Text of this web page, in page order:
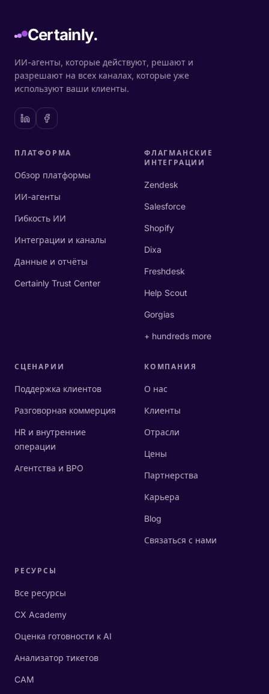
Certainly.
ИИ-агенты, которые действуют, решают и
разрешают на всех каналах, которые уже
используют ваши клиенты.
ПЛАТФОРМА
Обзор платформы
ИИ-агенты
Гибкость ИИ
Интеграции и каналы
Данные и отчёты
Certainly Trust Center
ФЛАГМАНСКИЕ
ИНТЕГРАЦИИ
Zendesk
Salesforce
Shopify
Dixa
Freshdesk
Help Scout
Gorgias
+ hundreds more
СЦЕНАРИИ
Поддержка клиентов
Разговорная коммерция
HR и внутренние
операции
Агентства и BPO
КОМПАНИЯ
О нас
Клиенты
Отрасли
Цены
Партнерства
Карьера
Blog
Связаться с нами
РЕСУРСЫ
Все ресурсы
CX Academy
Оценка готовности к AI
Анализатор тикетов
CAM